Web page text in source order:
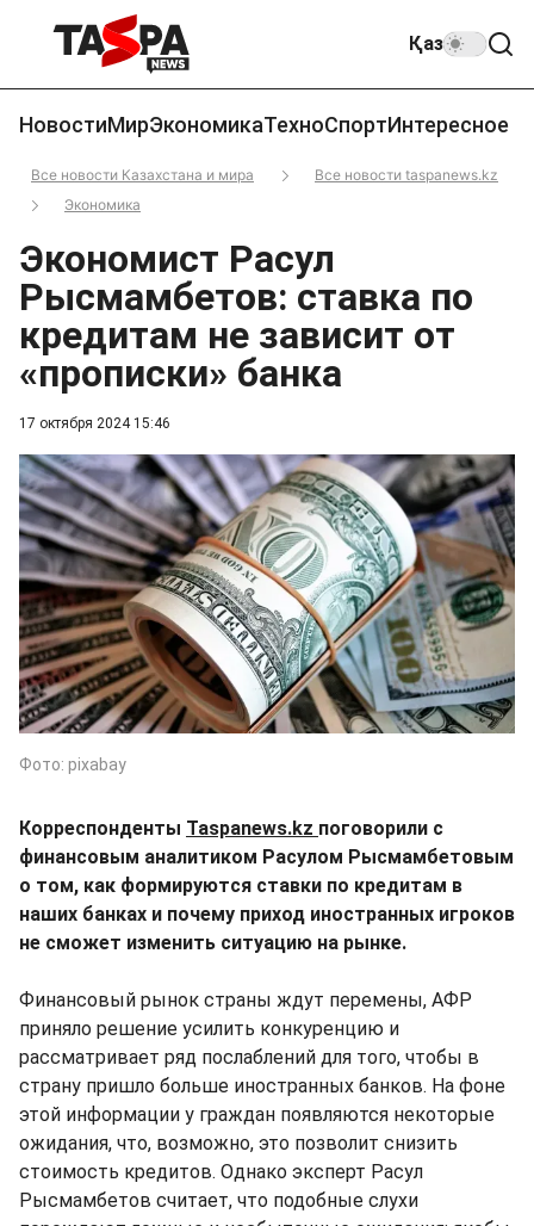
Қаз
НовостиМирЭкономикаТехноСпортИнтересное
Все новости Казахстана и мира
Все новости taspanews.kz
Экономика
17 октября 2024 15:46
Экономист Расул
Рысмамбетов: ставка по
кредитам не зависит от
«прописки» банка
Фото: pixabay
Корреспонденты Taspanews.kz поговорили с
финансовым аналитиком Расулом Рысмамбетовым
о том, как формируются ставки по кредитам в
наших банках и почему приход иностранных игроков
не сможет изменить ситуацию на рынке.
Финансовый рынок страны ждут перемены, АФР
приняло решение усилить конкуренцию и
рассматривает ряд послаблений для того, чтобы в
страну пришло больше иностранных банков. На фоне
этой информации у граждан появляются некоторые
ожидания, что, возможно, это позволит снизить
стоимость кредитов. Однако эксперт Расул
Рысмамбетов считает, что подобные слухи